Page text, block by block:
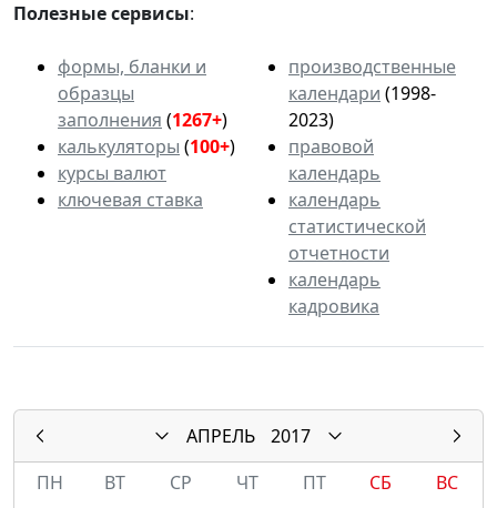
Полезные сервисы:
формы, бланки и
образцы
заполнения (1267+)
калькуляторы (100+)
курсы валют
ключевая ставка
производственные
календари (1998-
2023)
правовой
календарь
календарь
статистической
отчетности
календарь
кадровика
АПРЕЛЬ
2017
ПН
ВТ СР ЧТ ПТ СБ
ВС